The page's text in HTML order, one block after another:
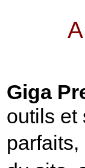
Giga
outils et